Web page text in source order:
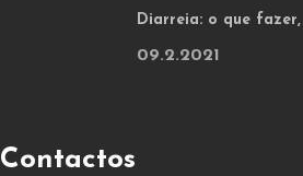
Diarreia: o que
09.2.2021
Contactos